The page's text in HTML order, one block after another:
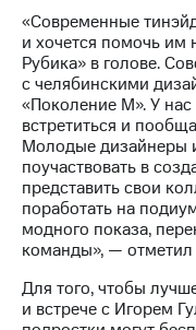
Контроль
и
аудит
Рынок
акций
Описание
Программа
Порядок
выкупа
акций
Рынок
облигаций
«Современные
и хочется помочь им
Рубика» в голове.
с челябинскими
«Поколение М». У
встретиться и
Молодые дизайнеры
поучаствовать в
представить свои
поработать на
модного показа,
команды», — отметил
Для того, чтобы
и встрече с Игорем